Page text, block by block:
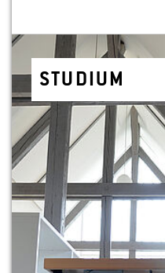
STU­DI­UM